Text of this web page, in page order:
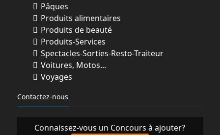
Pâques
Produits alimentaires
Produits de beauté
Produits-Services
Spectacles-Sorties-Resto-Traiteur
Voitures, Motos...
Voyages
Contactez-nous
Connaissez-vous un Concours à ajouter?